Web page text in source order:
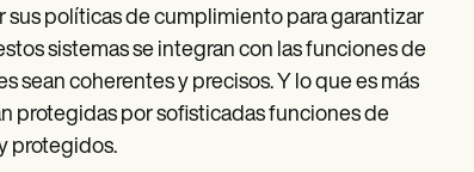
políticas de cumplimiento para garantizar
sistemas se integran con las funciones de
sean coherentes y precisos. Y lo que es más
protegidas por sofisticadas funciones de
protegidos.